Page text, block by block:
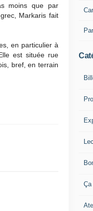
moins que par
Markaris fait
en particulier à
est située rue
bref, en terrain
Ça